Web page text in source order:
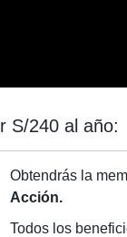
S/240 al año:
Obtendrás la
Acción.
Todos los